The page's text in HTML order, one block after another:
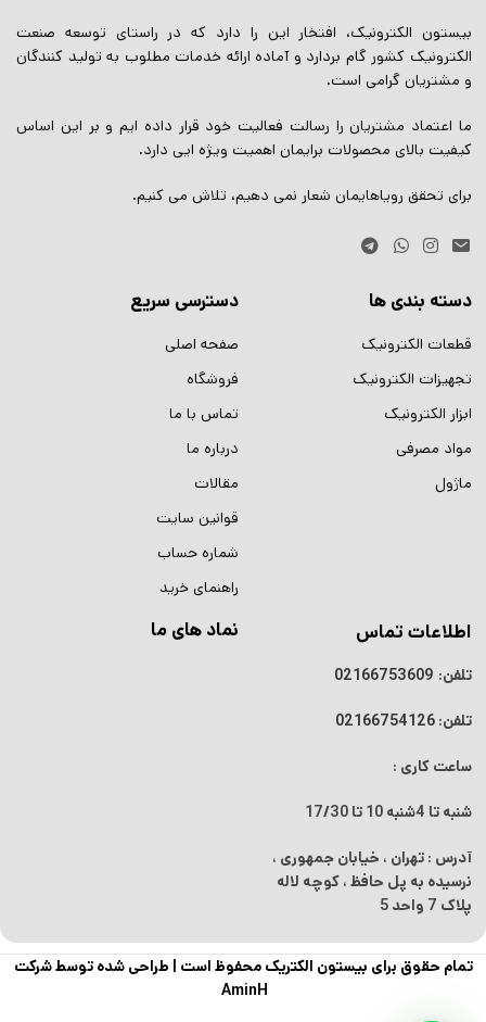
بیستون الکترونیک، افتخار این را دارد که در راستای توسعه صنعت
الکترونیک کشور گام بردارد و آماده ارائه خدمات مطلوب به تولید کنندگان
و مشتریان گرامی است.
ما اعتماد مشتریان را رسالت فعالیت خود قرار داده ایم و بر این اساس
کیفیت بالای محصولات برایمان اهمیت ویژه ایی دارد.
برای تحقق رویاهایمان شعار نمی دهیم، تلاش می کنیم.
دسته بندی ها
قطعات الکترونیک
تجهیزات الکترونیک
ابزار الکترونیک
مواد مصرفی
ماژول
دسترسی سریع
صفحه اصلی
فروشگاه
تماس با ما
درباره ما
مقالات
قوانین سایت
شماره حساب
راهنمای خرید
اطلاعات تماس
تلفن: 02166753609
تلفن: 02166754126
ساعت کاری :
شنبه تا 4شنبه 10 تا 17/30
آدرس : تهران ، خیابان جمهوری ،
نرسیده به پل حافظ ، کوچه لاله
پلاک 7 واحد 5
نماد های ما
تمام حقوق برای بیستون الکتریک محفوظ است | طراحی شده توسط شرکت
AminH